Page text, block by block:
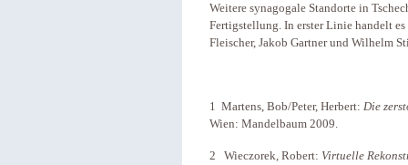
Weitere synagogale Standorte in
Fertigstellung. In erster Linie handelt
Fleischer, Jakob Gartner und Wilhelm
1 Martens, Bob/Peter, Herbert: Die
Wien: Mandelbaum 2009.
2 Wieczorek, Robert: Virtuelle